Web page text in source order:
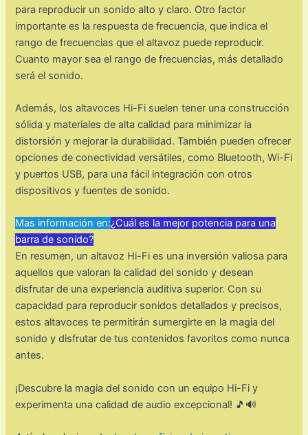
para reproducir un sonido alto y claro. Otro factor
importante es la respuesta de frecuencia, que indica el
rango de frecuencias que el altavoz puede reproducir.
Cuanto mayor sea el rango de frecuencias, más detallado
será el sonido.
Además, los altavoces Hi-Fi suelen tener una construcción
sólida y materiales de alta calidad para minimizar la
distorsión y mejorar la durabilidad. También pueden ofrecer
opciones de conectividad versátiles, como Bluetooth, Wi-Fi
y puertos USB, para una fácil integración con otros
dispositivos y fuentes de sonido.
Mas información en:¿Cuál es la mejor potencia para una
barra de sonido?
En resumen, un altavoz Hi-Fi es una inversión valiosa para
aquellos que valoran la calidad del sonido y desean
disfrutar de una experiencia auditiva superior. Con su
capacidad para reproducir sonidos detallados y precisos,
estos altavoces te permitirán sumergirte en la magia del
sonido y disfrutar de tus contenidos favoritos como nunca
antes.
¡Descubre la magia del sonido con un equipo Hi-Fi y
experimenta una calidad de audio excepcional! 🎵🔊